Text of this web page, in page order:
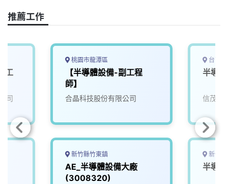
o
k
n
k
推薦工作
工
司
桃園市龍潭區
【半導體設備-副工程
師】
合晶科技股份有限公司
新竹縣竹東鎮
AE_半導體設備大廠
(3008320)
台南
半導
信茂科
新竹
半導